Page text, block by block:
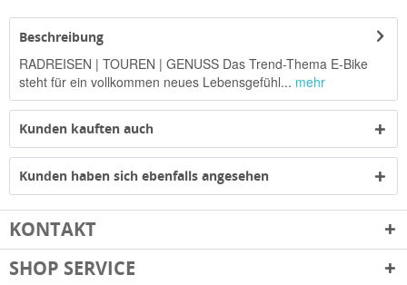
Beschreibung
RADREISEN | TOUREN | GENUSS Das Trend-Thema E-Bike
steht für ein vollkommen neues Lebensgefühl... mehr
Kunden kauften auch
Kunden haben sich ebenfalls angesehen
KONTAKT
SHOP SERVICE